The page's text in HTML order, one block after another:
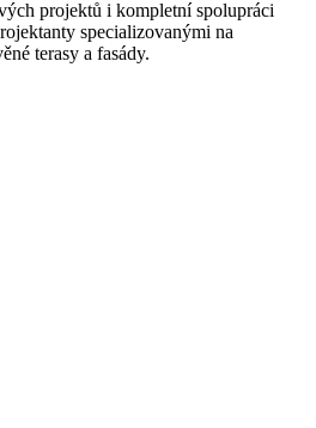
projektů i kompletní spolupráci
specializovanými na
terasy a fasády.